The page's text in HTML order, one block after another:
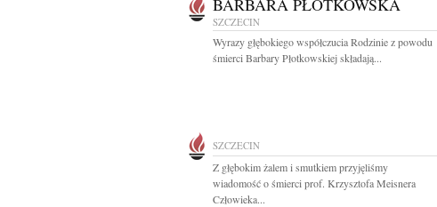
BARBARA PŁOTKOWSKA
SZCZECIN
Wyrazy głębokiego współczucia Rodzinie z powodu
śmierci Barbary Płotkowskiej składają...
SZCZECIN
Z głębokim żalem i smutkiem przyjęliśmy
wiadomość o śmierci prof. Krzysztofa Meisnera
Człowieka...